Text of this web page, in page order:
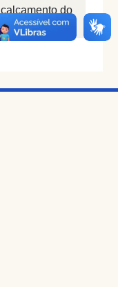
do